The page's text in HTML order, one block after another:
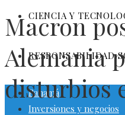
CIENCIA Y
RESPONSABILIDAD
Panamá
Inversiones y negocios
Macron
Alemania
disturbios